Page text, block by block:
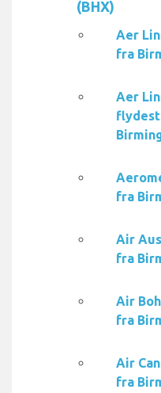
(BHX)
Aer
fra
Aer
fra
Air
fra
Air
fra
Air
fra